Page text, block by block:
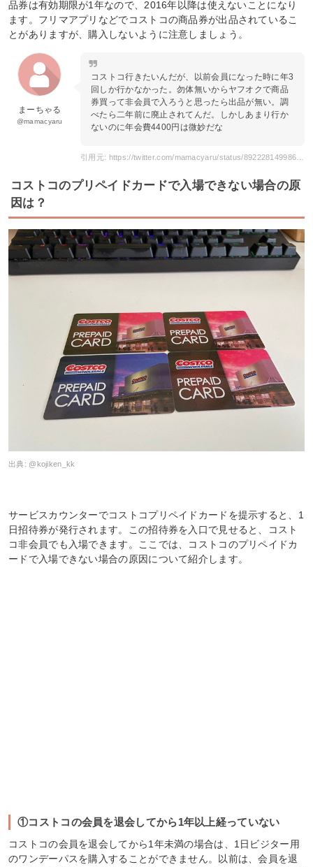
品券は有効期限が1年なので、2016年以降は使えないことになり
ます。フリマアプリなどでコストコの商品券が出品されているこ
とがありますが、購入しないように注意しましょう。
まーちゃる
@mamacyaru
コストコ行きたいんだが、以前会員になった時に年3
回しか行かなかった。勿体無いからヤフオクで商品
券買って非会員で入ろうと思ったら出品が無い。調
べたら二年前に廃止されてんだ。しかしあまり行か
ないのに年会費4400円は微妙だな
コストコのプリペイドカードで入場できない場合の原
因は？
出典: @kojiken_kk
サービスカウンターでコストコプリペイドカードを提示すると、1
日招待券が発行されます。この招待券を入口で見せると、コスト
コ非会員でも入場できます。ここでは、コストコのプリペイドカ
ードで入場できない場合の原因について紹介します。
①コストコの会員を退会してから1年以上経っていない
コストコの会員を退会してから1年未満の場合は、1日ビジター用
のワンデーパスを購入することができません。以前は、会員を退